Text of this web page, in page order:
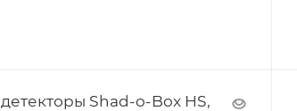
Shad-o-Box HS,